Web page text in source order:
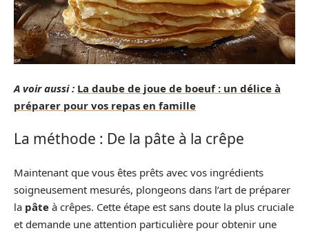
A voir aussi : La daube de joue de boeuf : un délice à
préparer pour vos repas en famille
La méthode : De la pâte à la crêpe
Maintenant que vous êtes prêts avec vos ingrédients
soigneusement mesurés, plongeons dans l’art de préparer
la pâte à crêpes. Cette étape est sans doute la plus cruciale
et demande une attention particulière pour obtenir une